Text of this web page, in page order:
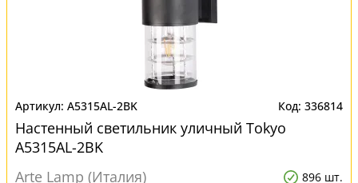
A5315AL-2BK 336814
Настенный светильник уличный Tokyo
A5315AL-2BK
Arte Lamp (Италия)
896 шт.